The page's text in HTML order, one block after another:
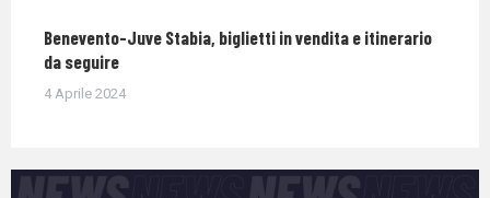
Benevento-Juve Stabia, biglietti in vendita e itinerario
da seguire
4 Aprile 2024